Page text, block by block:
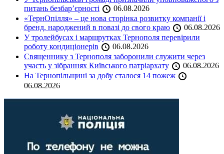
питань безбар’єрності
06.08.2026
«ТернОпілля» – це нова сторінка розвитку компанії і
бренд, народжений в повазі до свого краю
06.08.2026
У тролейбусах і маршрутках Тернополя перевірили
роботу кондиціонерів
06.08.2026
Священнику з Тернополя заборонили служити через
участь у зібраннях Київського патріархату
06.08.2026
На Тернопільщині за добу сталося 14 пожеж
06.08.2026